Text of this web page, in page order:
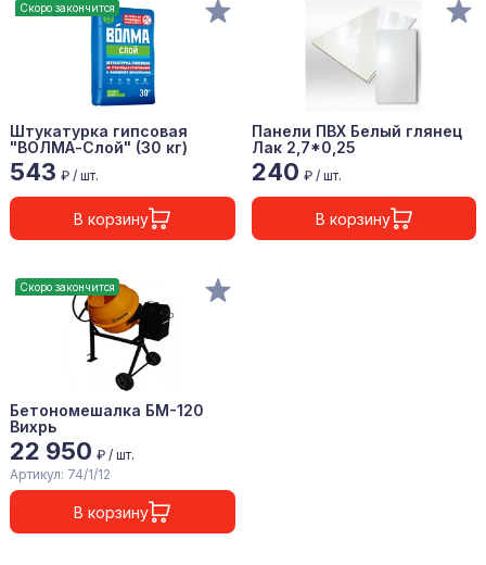
Скоро закончится
Штукатурка гипсовая
"ВОЛМА-Слой" (30 кг)
543 ₽ / шт.
В корзину
Панели ПВХ Белый глянец
Лак 2,7*0,25
240 ₽ / шт.
В корзину
Скоро закончится
Бетономешалка БМ-120
Вихрь
22 950 ₽ / шт.
Артикул: 74/1/12
В корзину